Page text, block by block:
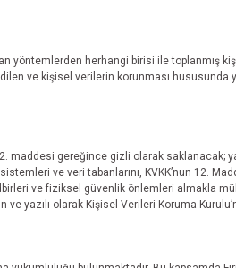
yöntemlerden herhangi birisi ile toplanmış
ve kişisel verilerin korunması
maddesi gereğince gizli olarak
ve veri tabanlarını, KVKK’nun 12.
ve fiziksel güvenlik önlemleri almakla
yazılı olarak Kişisel Verileri Koruma